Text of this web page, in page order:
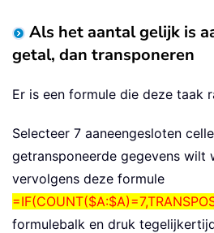
Als het aantal gelijk is
getal, dan transponeren
Er is een formule die deze taak
Selecteer 7 aaneengesloten
getransponeerde gegevens wilt
vervolgens deze formule
formulebalk en druk